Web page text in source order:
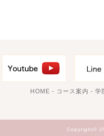
HOME - コース案内 - 学
Copyright©